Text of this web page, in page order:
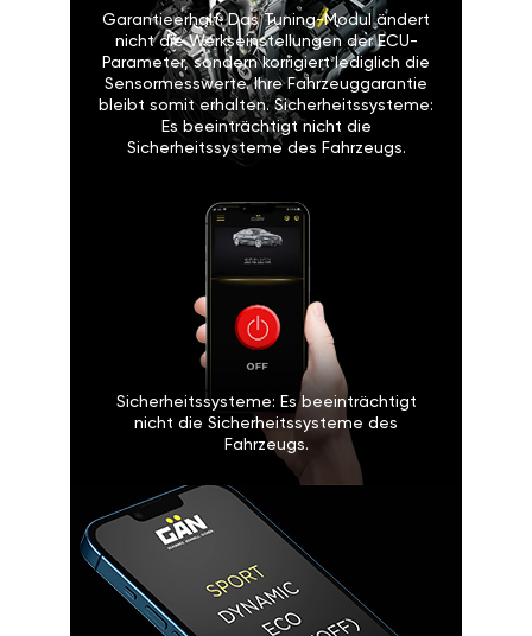
eingebaut werden. Die Installation
ist vergleichbar mit dem Wechseln
einer Glühbirne oder Batterie.
ändert nicht die Werkseinstellungen
der ECU-Parameter, sondern
korrigiert lediglich die
Sensormesswerte. Ihre
Fahrzeuggarantie bleibt somit
erhalten. Sicherheitssysteme: Es
beeinträchtigt nicht die
Sicherheitssysteme des Fahrzeugs.
Sicherheitssysteme: Es
beeinträchtigt nicht die